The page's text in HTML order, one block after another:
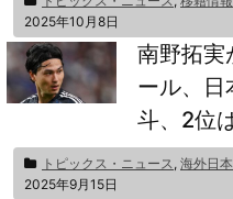
2025年10月8日
南野拓実
ール、日
斗、2位
トピックス・ニュース, 海外日
2025年9月15日